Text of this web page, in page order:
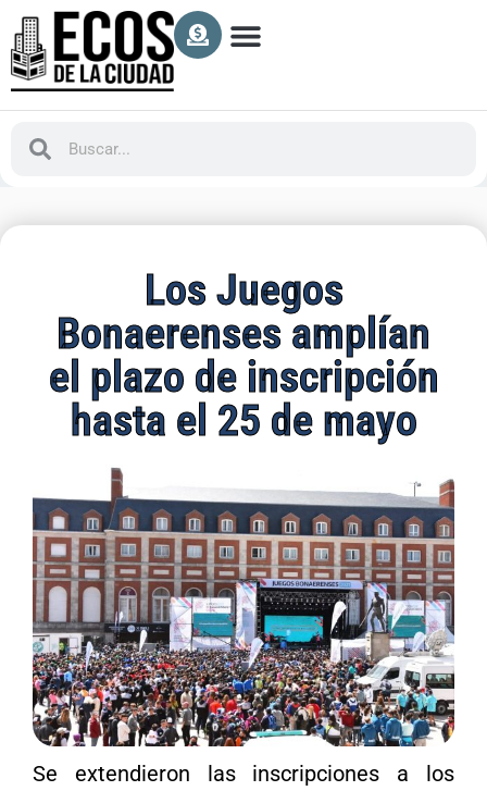
Los Juegos
Bonaerenses amplían
el plazo de inscripción
hasta el 25 de mayo
Se extendieron las inscripciones a los